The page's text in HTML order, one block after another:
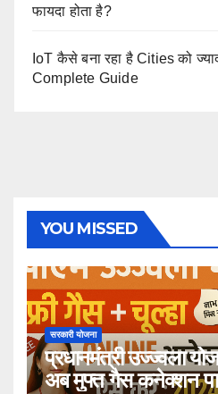
फायदा होता है?
IoT कैसे बना रहा है Cities को
Complete Guide
YOU MISSED
सरकारी योजना
प्रधानमंत्री उज्ज्वला
अब मुफ्त गैस कनेक्शन